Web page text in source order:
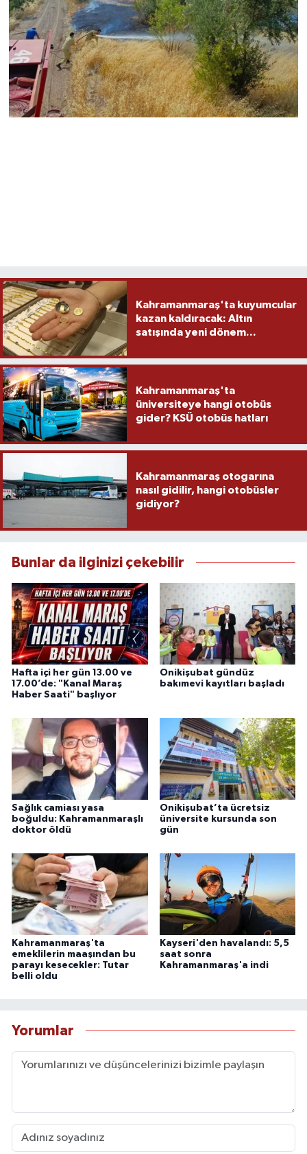
Kahramanmaraş'ta kuyumcular
kazan kaldıracak: Altın
satışında yeni dönem...
Kahramanmaraş'ta
üniversiteye hangi otobüs
gider? KSÜ otobüs hatları
Kahramanmaraş otogarına
nasıl gidilir, hangi otobüsler
gidiyor?
Bunlar da ilginizi çekebilir
Hafta içi her gün 13.00 ve
17.00’de: "Kanal Maraş
Haber Saati" başlıyor
Onikişubat gündüz
bakımevi kayıtları başladı
Sağlık camiası yasa
boğuldu: Kahramanmaraşlı
doktor öldü
Onikişubat’ta ücretsiz
üniversite kursunda son
gün
Kahramanmaraş'ta
emeklilerin maaşından bu
parayı kesecekler: Tutar
belli oldu
Kayseri'den havalandı: 5,5
saat sonra
Kahramanmaraş'a indi
Yorumlar